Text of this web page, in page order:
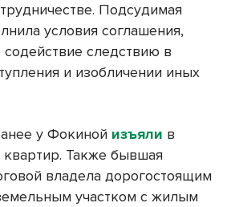
Подсудимая
условия соглашения,
содействие следствию в
и изобличении иных
у Фокиной изъяли в
Также бывшая
владела дорогостоящим
участком с жилым